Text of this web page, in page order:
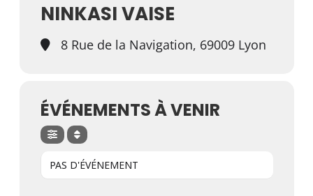
NINKASI VAISE
8 Rue de la Navigation, 69009 Lyon
ÉVÉNEMENTS À VENIR
PAS D'ÉVÉNEMENT